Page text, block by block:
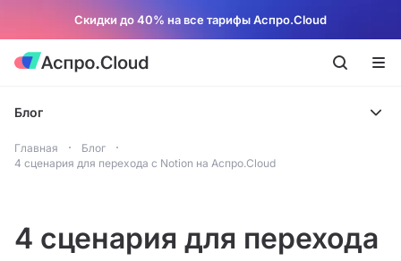
Скидки до 40% на все тарифы Аспро.Cloud
Блог
Главная
Блог
4 сценария для перехода с Notion на Аспро.Cloud
4 сценария для перехода